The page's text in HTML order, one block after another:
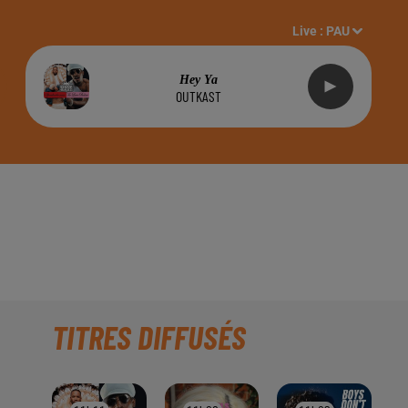
Live : PAU
Hey Ya
OUTKAST
TITRES DIFFUSÉS